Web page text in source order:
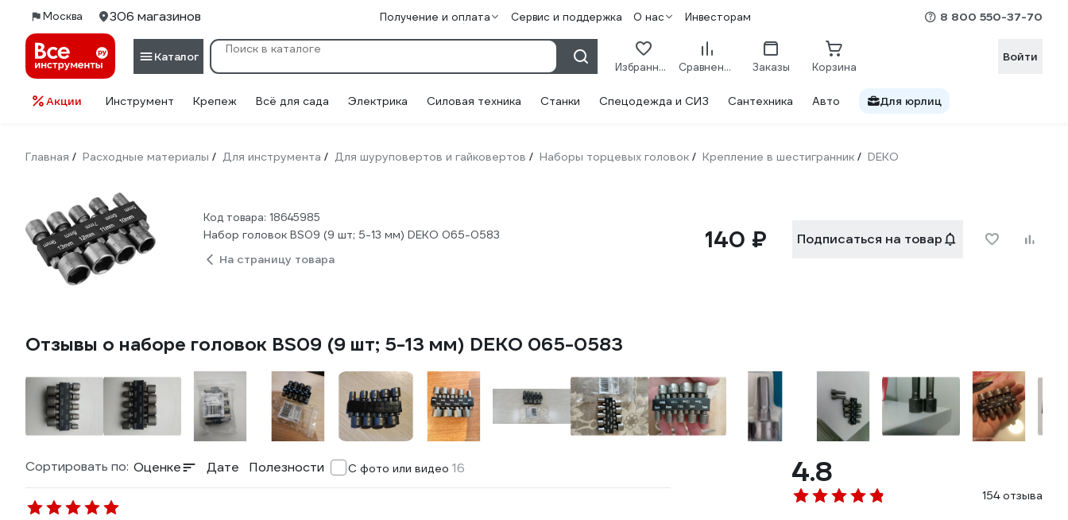
Москва 306 магазинов Получение и оплата Сервис и поддержка О нас Инвесторам 8 800 550-37-70
Каталог
Избранное Сравнение Заказы Корзина
Войти
Акции Инструмент Крепеж Всё для сада Электрика Силовая техника Станки Спецодежда и СИЗ Сантехника Авто Для юрлиц
Главная / Расходные материалы / Для инструмента / Для шуруповертов и гайковертов / Наборы торцевых головок / Крепление в шестигранник / DEKO
Код товара: 18645985
Набор головок BS09 (9 шт; 5-13 мм) DEKO 065-0583
На страницу товара
140 ₽ Подписаться на товар
Отзывы о наборе головок BS09 (9 шт; 5-13 мм) DEKO 065-0583
Сортировать по: Оценке Дате Полезности С фото или видео 16 4.8
154 отзыва